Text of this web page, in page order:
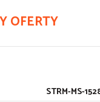
OFERTY
STRM-MS-